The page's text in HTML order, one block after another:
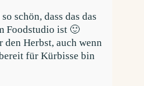
schön, dass das das
Foodstudio ist 🙂
den Herbst, auch wenn
für Kürbisse bin